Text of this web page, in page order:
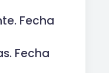
Fecha
Fecha